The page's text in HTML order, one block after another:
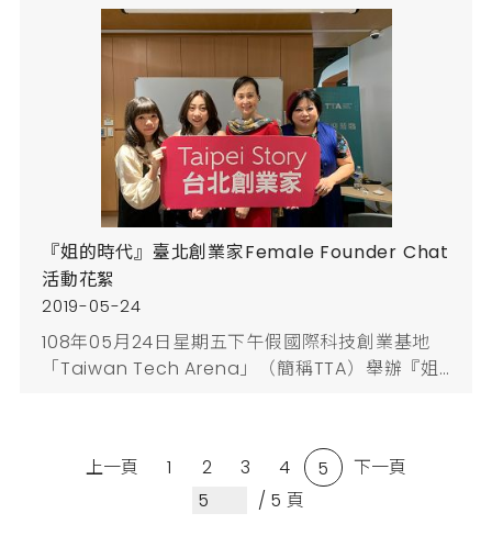
(二)至11月13日(三)於Syntrend 三創生活園區12F
辦理「2019臺北創業家創新展暨亮點企業頒獎典
禮」，以「亮點企業，點亮臺北」為主題，會場設
置「智慧創新」、「生活創意」、「品牌臺北」、
『姐的時代』臺北創業家Female Founder Chat
活動花絮
2019-05-24
108年05月24日星期五下午假國際科技創業基地
「Taiwan Tech Arena」（簡稱TTA）舉辦『姐
企、育成等不同領域打拼的女性創業家一起來分享
不同產業、不同商業模式經驗，藉此進行跨域交
流！並邀請到財團法人中山管理教育基金會到場說
上一頁 1 2 3 4 5
下一頁
/ 5 頁